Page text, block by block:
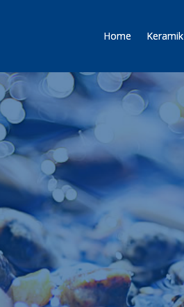
Home Keramik